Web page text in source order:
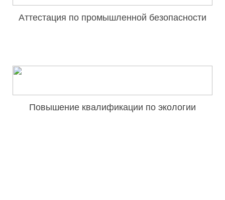
Аттестация по промышленной безопасности
Повышение квалификации по экологии